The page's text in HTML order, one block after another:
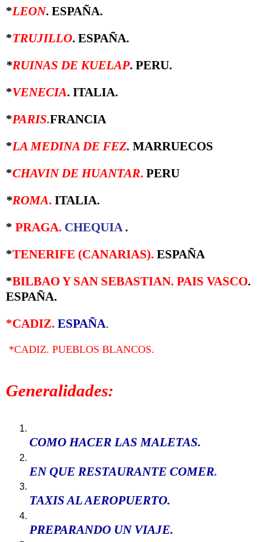
*LEON. ESPAÑA.
*TRUJILLO. ESPAÑA.
*RUINAS DE KUELAP. PERU.
*VENECIA. ITALIA.
*PARIS.FRANCIA
*LA MEDINA DE FEZ. MARRUECOS
*CHAVIN DE HUANTAR. PERU
*ROMA. ITALIA.
* PRAGA. CHEQUIA .
*TENERIFE (CANARIAS). ESPAÑA
*BILBAO Y SAN SEBASTIAN. PAIS VASCO.
ESPAÑA.
*CADIZ. ESPAÑA.
*CADIZ. PUEBLOS BLANCOS.
Generalidades:
COMO HACER LAS MALETAS.
EN QUE RESTAURANTE COMER.
TAXIS AL AEROPUERTO.
PREPARANDO UN VIAJE.